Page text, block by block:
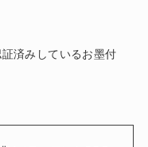
済みしているお墨付